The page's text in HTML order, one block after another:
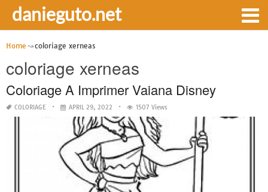
danieguto.net
Home coloriage xerneas
coloriage xerneas
Coloriage A Imprimer Vaiana Disney
COLORIAGE APRIL 29, 2022 1507 Views